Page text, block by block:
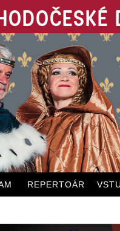
REPERTOÁR